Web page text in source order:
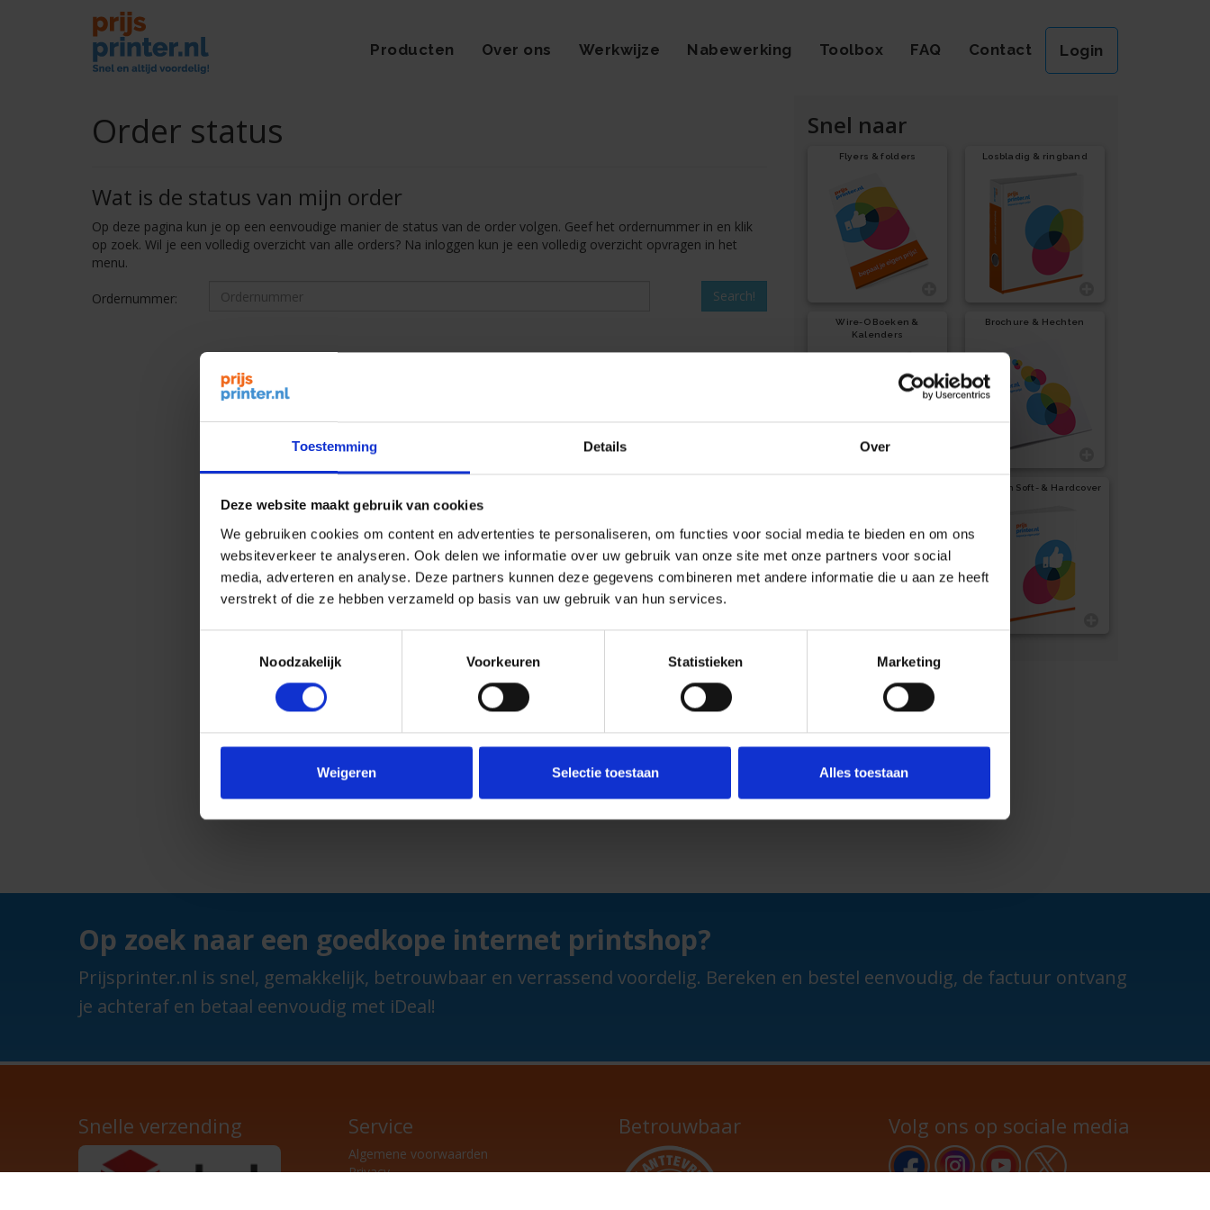
Toestemming Details Over
Deze website maakt gebruik van cookies
We gebruiken cookies om content en advertenties te personaliseren, om functies voor social media te bieden en om ons
websiteverkeer te analyseren. Ook delen we informatie over uw gebruik van onze site met onze partners voor social
media, adverteren en analyse. Deze partners kunnen deze gegevens combineren met andere informatie die u aan ze heeft
verstrekt of die ze hebben verzameld op basis van uw gebruik van hun services.
Noodzakelijk
Voorkeuren Statistieken Marketing
Weigeren Selectie toestaan Alles toestaan
Producten Over ons Werkwijze Nabewerking Toolbox FAQ Contact Login
Order status
Wat is de status van mijn order
Op deze pagina kun je op een eenvoudige manier de status van de order volgen. Geef het ordernummer in en klik
op zoek. Wil je een volledig overzicht van alle orders? Na inloggen kun je een volledig overzicht opvragen in het
menu.
Ordernummer: Search!
Snel naar
Flyers & folders Losbladig & ringband
Wire-O Boeken &
Kalenders
Brochure & Hechten
Boeken Soft- & Hardcover
Op zoek naar een goedkope internet printshop?
Prijsprinter.nl is snel, gemakkelijk, betrouwbaar en verrassend voordelig. Bereken en bestel eenvoudig, de factuur ontvang
je achteraf en betaal eenvoudig met iDeal!
Snelle verzending Service
Algemene voorwaarden
Privacy
Betrouwbaar Volg ons op sociale media